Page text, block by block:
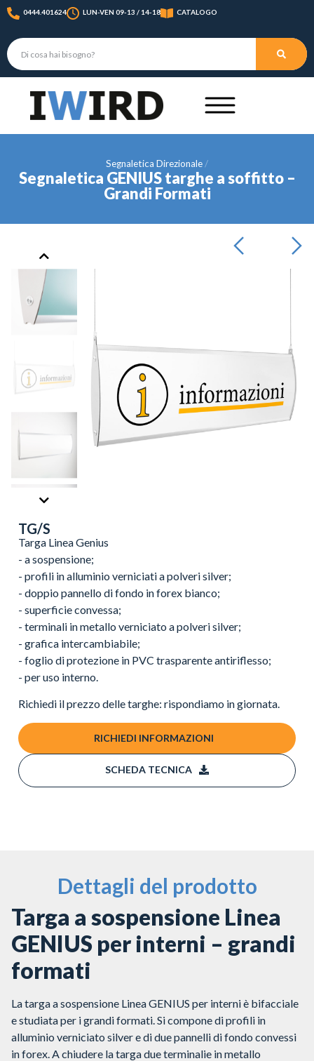
0444.401624 LUN-VEN 09-13 / 14-18 CATALOGO
Segnaletica Direzionale
Segnaletica GENIUS targhe a soffitto –
Grandi Formati
TG/S
Targa Linea Genius
- a sospensione;
- profili in alluminio verniciati a polveri silver;
- doppio pannello di fondo in forex bianco;
- superficie convessa;
- terminali in metallo verniciato a polveri silver;
- grafica intercambiabile;
- foglio di protezione in PVC trasparente antiriflesso;
- per uso interno.
Richiedi il prezzo delle targhe: rispondiamo in giornata.
RICHIEDI INFORMAZIONI
SCHEDA TECNICA
Dettagli del prodotto
Targa a sospensione Linea
GENIUS per interni – grandi
formati
La targa a sospensione Linea GENIUS per interni è bifacciale
e studiata per i grandi formati. Si compone di profili in
alluminio verniciato silver e di due pannelli di fondo convessi
in forex. A chiudere la targa due terminalie in metallo